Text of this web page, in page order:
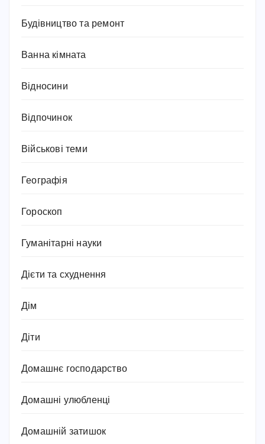
Будівництво та ремонт
Ванна кімната
Відносини
Відпочинок
Військові теми
Географія
Гороскоп
Гуманітарні науки
Дієти та схуднення
Дім
Діти
Домашнє господарство
Домашні улюбленці
Домашній затишок